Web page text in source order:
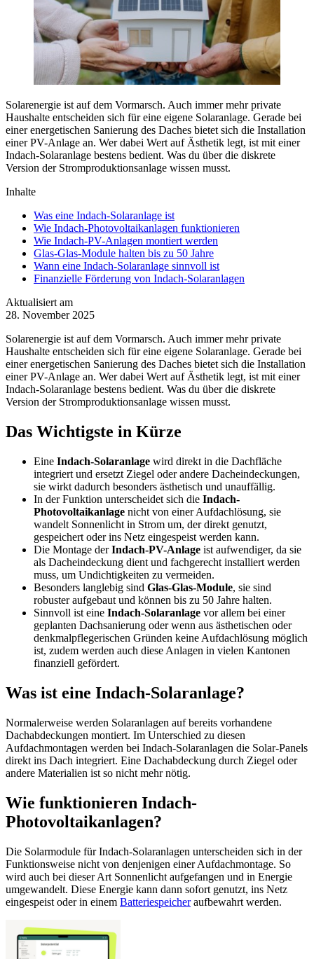
Solarenergie ist auf dem Vormarsch. Auch immer mehr private
Haushalte entscheiden sich für eine eigene Solaranlage. Gerade bei
einer energetischen Sanierung des Daches bietet sich die Installation
einer PV-Anlage an. Wer dabei Wert auf Ästhetik legt, ist mit einer
Indach-Solaranlage bestens bedient. Was du über die diskrete
Version der Stromproduktionsanlage wissen musst.
Inhalte
Was eine Indach-Solaranlage ist
Wie Indach-Photovoltaikanlagen funktionieren
Wie Indach-PV-Anlagen montiert werden
Glas-Glas-Module halten bis zu 50 Jahre
Wann eine Indach-Solaranlage sinnvoll ist
Finanzielle Förderung von Indach-Solaranlagen
Aktualisiert am
28. November 2025
Solarenergie ist auf dem Vormarsch. Auch immer mehr private
Haushalte entscheiden sich für eine eigene Solaranlage. Gerade bei
einer energetischen Sanierung des Daches bietet sich die Installation
einer PV-Anlage an. Wer dabei Wert auf Ästhetik legt, ist mit einer
Indach-Solaranlage bestens bedient. Was du über die diskrete
Version der Stromproduktionsanlage wissen musst.
Das Wichtigste in Kürze
Eine Indach-Solaranlage wird direkt in die Dachfläche
integriert und ersetzt Ziegel oder andere Dacheindeckungen,
sie wirkt dadurch besonders ästhetisch und unauffällig.
In der Funktion unterscheidet sich die Indach-
Photovoltaikanlage nicht von einer Aufdachlösung, sie
wandelt Sonnenlicht in Strom um, der direkt genutzt,
gespeichert oder ins Netz eingespeist werden kann.
Die Montage derIndach-PV-Anlage ist aufwendiger, da sie
als Dacheindeckung dient und fachgerecht installiert werden
muss, um Undichtigkeiten zu vermeiden.
Besonders langlebig sind Glas-Glas-Module, sie sind
robuster aufgebaut und können bis zu 50 Jahre halten.
Sinnvoll ist eine Indach-Solaranlage vor allem bei einer
geplanten Dachsanierung oder wenn aus ästhetischen oder
denkmalpflegerischen Gründen keine Aufdachlösung möglich
ist, zudem werden auch diese Anlagen in vielen Kantonen
finanziell gefördert.
Was ist eine Indach-Solaranlage?
Normalerweise werden Solaranlagen auf bereits vorhandene
Dachabdeckungen montiert. Im Unterschied zu diesen
Aufdachmontagen werden bei Indach-Solaranlagen die Solar-Panels
direkt ins Dach integriert. Eine Dachabdeckung durch Ziegel oder
andere Materialien ist so nicht mehr nötig.
Wie funktionieren Indach-
Photovoltaikanlagen?
Die Solarmodule für Indach-Solaranlagen unterscheiden sich in der
Funktionsweise nicht von denjenigen einer Aufdachmontage. So
wird auch bei dieser Art Sonnenlicht aufgefangen und in Energie
umgewandelt. Diese Energie kann dann sofort genutzt, ins Netz
eingespeist oder in einem Batteriespeicheraufbewahrt werden.